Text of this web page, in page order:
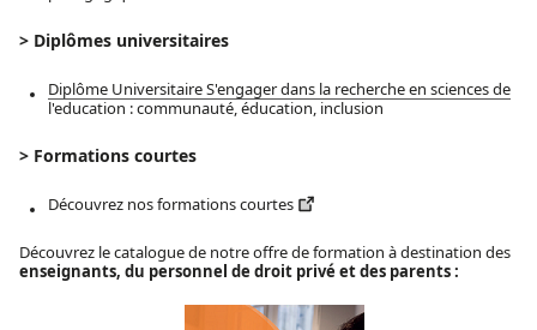
> Diplômes universitaires
Diplôme Universitaire S'engager dans la recherche en sciences de
l'education : communauté, éducation, inclusion
> Formations courtes
Découvrez nos formations courtes
Découvrez le catalogue de notre offre de formation à destination des
enseignants, du personnel de droit privé et des parents :